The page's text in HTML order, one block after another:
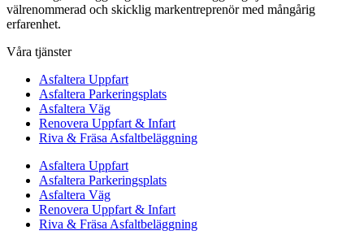
välrenommerad och skicklig markentreprenör med mångårig
erfarenhet.
Våra tjänster
Asfaltera Uppfart
Asfaltera Parkeringsplats
Asfaltera Väg
Renovera Uppfart & Infart
Riva & Fräsa Asfaltbeläggning
Asfaltera Uppfart
Asfaltera Parkeringsplats
Asfaltera Väg
Renovera Uppfart & Infart
Riva & Fräsa Asfaltbeläggning